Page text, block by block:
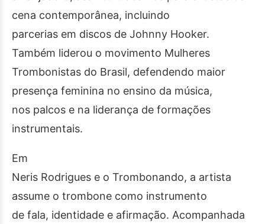
cena contemporânea, incluindo
parcerias em discos de Johnny Hooker.
Também liderou o movimento Mulheres
Trombonistas do Brasil, defendendo maior
presença feminina no ensino da música,
nos palcos e na liderança de formações
instrumentais.
Em
Neris Rodrigues e o Trombonando, a artista
assume o trombone como instrumento
de fala, identidade e afirmação. Acompanhada